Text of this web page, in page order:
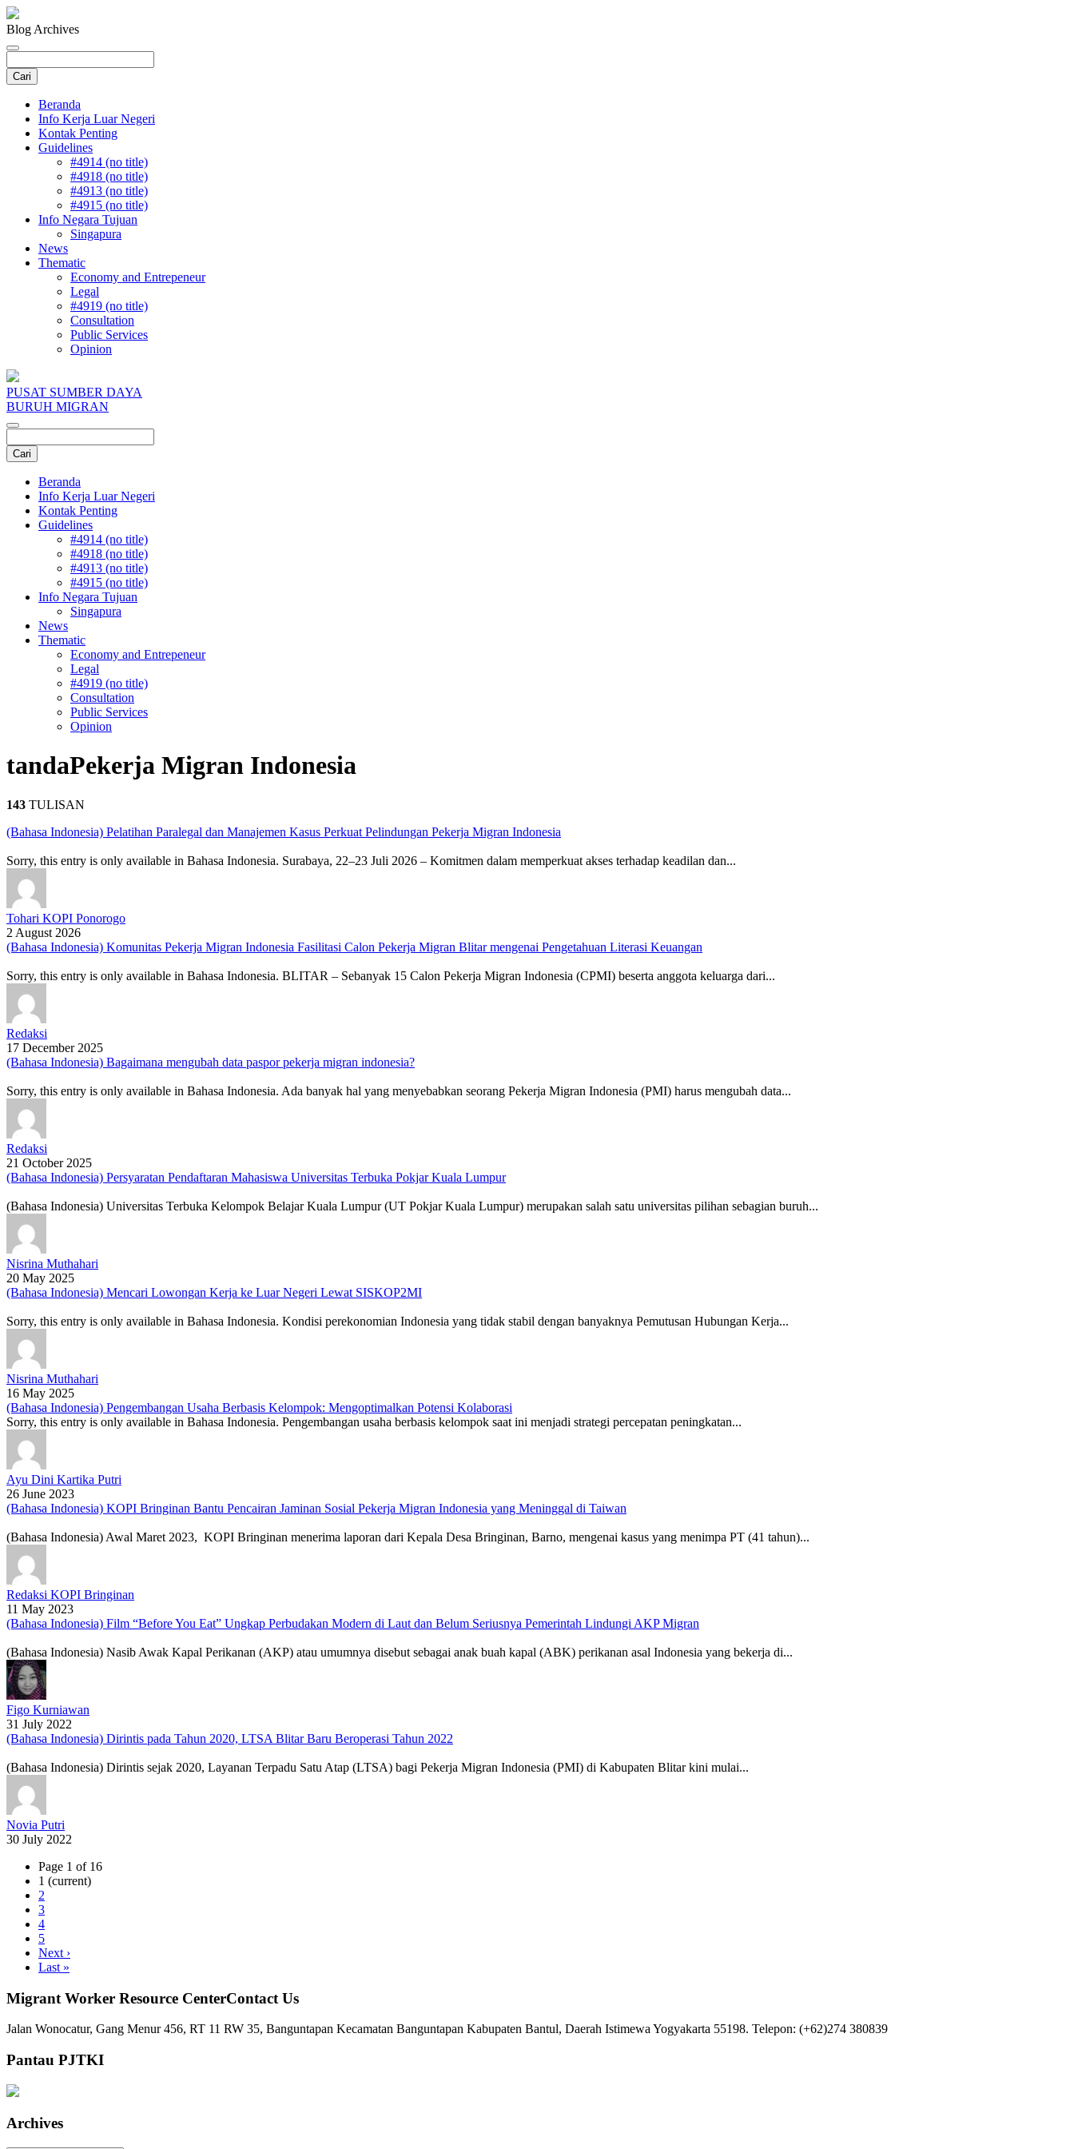
Blog Archives
Beranda
Info Kerja Luar Negeri
Kontak Penting
Guidelines
#4914 (no title)
#4918 (no title)
#4913 (no title)
#4915 (no title)
Info Negara Tujuan
Singapura
News
Thematic
Economy and Entrepeneur
Legal
#4919 (no title)
Consultation
Public Services
Opinion
PUSAT SUMBER DAYA
BURUH MIGRAN
Beranda
Info Kerja Luar Negeri
Kontak Penting
Guidelines
#4914 (no title)
#4918 (no title)
#4913 (no title)
#4915 (no title)
Info Negara Tujuan
Singapura
News
Thematic
Economy and Entrepeneur
Legal
#4919 (no title)
Consultation
Public Services
Opinion
tandaPekerja Migran Indonesia
143 TULISAN
(Bahasa Indonesia) Pelatihan Paralegal dan Manajemen Kasus Perkuat Pelindungan Pekerja Migran Indonesia
Sorry, this entry is only available in Bahasa Indonesia. Surabaya, 22–23 Juli 2026 – Komitmen dalam memperkuat akses terhadap keadilan dan...
Tohari KOPI Ponorogo
2 August 2026
(Bahasa Indonesia) Komunitas Pekerja Migran Indonesia Fasilitasi Calon Pekerja Migran Blitar mengenai Pengetahuan Literasi Keuangan
Sorry, this entry is only available in Bahasa Indonesia. BLITAR – Sebanyak 15 Calon Pekerja Migran Indonesia (CPMI) beserta anggota keluarga dari...
Redaksi
17 December 2025
(Bahasa Indonesia) Bagaimana mengubah data paspor pekerja migran indonesia?
Sorry, this entry is only available in Bahasa Indonesia. Ada banyak hal yang menyebabkan seorang Pekerja Migran Indonesia (PMI) harus mengubah data...
Redaksi
21 October 2025
(Bahasa Indonesia) Persyaratan Pendaftaran Mahasiswa Universitas Terbuka Pokjar Kuala Lumpur
(Bahasa Indonesia) Universitas Terbuka Kelompok Belajar Kuala Lumpur (UT Pokjar Kuala Lumpur) merupakan salah satu universitas pilihan sebagian buruh...
Nisrina Muthahari
20 May 2025
(Bahasa Indonesia) Mencari Lowongan Kerja ke Luar Negeri Lewat SISKOP2MI
Sorry, this entry is only available in Bahasa Indonesia. Kondisi perekonomian Indonesia yang tidak stabil dengan banyaknya Pemutusan Hubungan Kerja...
Nisrina Muthahari
16 May 2025
(Bahasa Indonesia) Pengembangan Usaha Berbasis Kelompok: Mengoptimalkan Potensi Kolaborasi
Sorry, this entry is only available in Bahasa Indonesia. Pengembangan usaha berbasis kelompok saat ini menjadi strategi percepatan peningkatan...
Ayu Dini Kartika Putri
26 June 2023
(Bahasa Indonesia) KOPI Bringinan Bantu Pencairan Jaminan Sosial Pekerja Migran Indonesia yang Meninggal di Taiwan
(Bahasa Indonesia) Awal Maret 2023, KOPI Bringinan menerima laporan dari Kepala Desa Bringinan, Barno, mengenai kasus yang menimpa PT (41 tahun)...
Redaksi KOPI Bringinan
11 May 2023
(Bahasa Indonesia) Film “Before You Eat” Ungkap Perbudakan Modern di Laut dan Belum Seriusnya Pemerintah Lindungi AKP Migran
(Bahasa Indonesia) Nasib Awak Kapal Perikanan (AKP) atau umumnya disebut sebagai anak buah kapal (ABK) perikanan asal Indonesia yang bekerja di...
Figo Kurniawan
31 July 2022
(Bahasa Indonesia) Dirintis pada Tahun 2020, LTSA Blitar Baru Beroperasi Tahun 2022
(Bahasa Indonesia) Dirintis sejak 2020, Layanan Terpadu Satu Atap (LTSA) bagi Pekerja Migran Indonesia (PMI) di Kabupaten Blitar kini mulai...
Novia Putri
30 July 2022
Page 1 of 16
1 (current)
2
3
4
5
Next ›
Last »
Migrant Worker Resource CenterContact Us
Jalan Wonocatur, Gang Menur 456, RT 11 RW 35, Banguntapan Kecamatan Banguntapan Kabupaten Bantul, Daerah Istimewa Yogyakarta 55198. Telepon: (+62)274 380839
Pantau PJTKI
Archives